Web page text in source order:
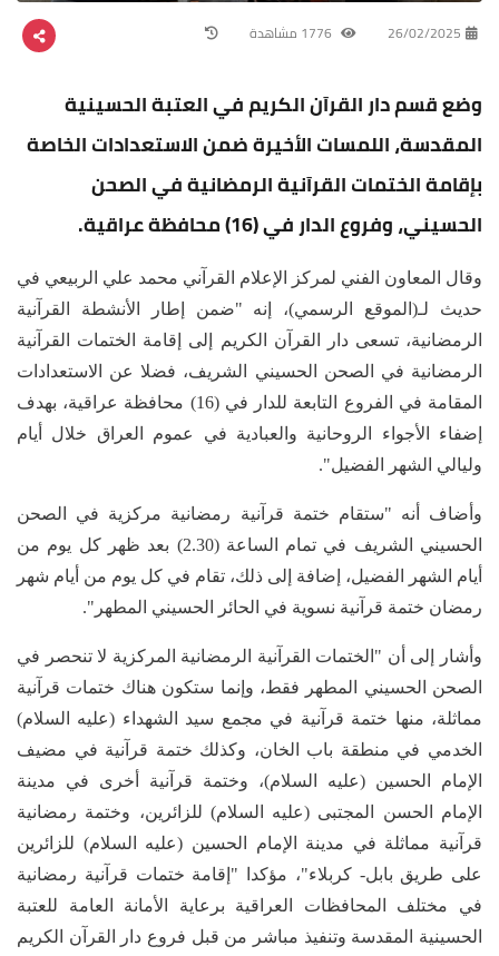
26/02/2025
وضع قسم دار القرآن الكريم في العتبة الحسينية
المقدسة، اللمسات الأخيرة ضمن الاستعدادات الخاصة
بإقامة الختمات القرآنية الرمضانية في الصحن
الحسيني، وفروع الدار في (16) محافظة عراقية.
وقال المعاون الفني لمركز الإعلام القرآني محمد علي الربيعي في
حديث لـ(الموقع الرسمي)، إنه "ضمن إطار الأنشطة القرآنية
الرمضانية، تسعى دار القرآن الكريم إلى إقامة الختمات القرآنية
الرمضانية في الصحن الحسيني الشريف، فضلا عن الاستعدادات
المقامة في الفروع التابعة للدار في (16) محافظة عراقية، بهدف
إضفاء الأجواء الروحانية والعبادية في عموم العراق خلال أيام
وليالي الشهر الفضيل".
وأضاف أنه "ستقام ختمة قرآنية رمضانية مركزية في الصحن
الحسيني الشريف في تمام الساعة (2.30) بعد ظهر كل يوم من
أيام الشهر الفضيل، إضافة إلى ذلك، تقام في كل يوم من أيام شهر
رمضان ختمة قرآنية نسوية في الحائر الحسيني المطهر".
وأشار إلى أن "الختمات القرآنية الرمضانية المركزية لا تنحصر في
الصحن الحسيني المطهر فقط، وإنما ستكون هناك ختمات قرآنية
مماثلة، منها ختمة قرآنية في مجمع سيد الشهداء (عليه السلام)
الخدمي في منطقة باب الخان، وكذلك ختمة قرآنية في مضيف
الإمام الحسين (عليه السلام)، وختمة قرآنية أخرى في مدينة
الإمام الحسن المجتبى (عليه السلام) للزائرين، وختمة رمضانية
قرآنية مماثلة في مدينة الإمام الحسين (عليه السلام) للزائرين
على طريق بابل- كربلاء"، مؤكدا "إقامة ختمات قرآنية رمضانية
في مختلف المحافظات العراقية برعاية الأمانة العامة للعتبة
الحسينية المقدسة وتنفيذ مباشر من قبل فروع دار القرآن الكريم